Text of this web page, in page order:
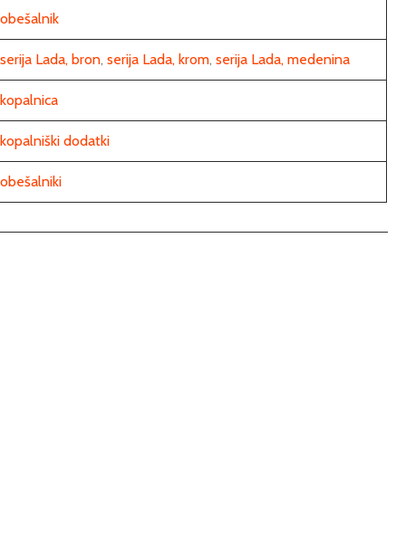
obešalnik
serija Lada, bron, serija Lada, krom, serija Lada, medenina
kopalnica
kopalniški dodatki
obešalniki